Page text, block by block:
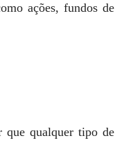
ações, fundos de
que qualquer tipo de